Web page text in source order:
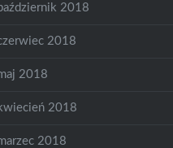
2018
2018
2018
2018
2018